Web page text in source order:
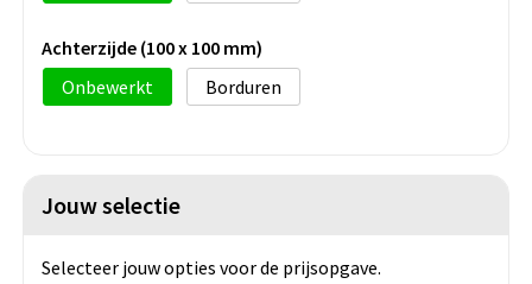
Achterzijde (100 x 100 mm)
Onbewerkt
Borduren
Jouw selectie
Selecteer jouw opties voor de prijsopgave.